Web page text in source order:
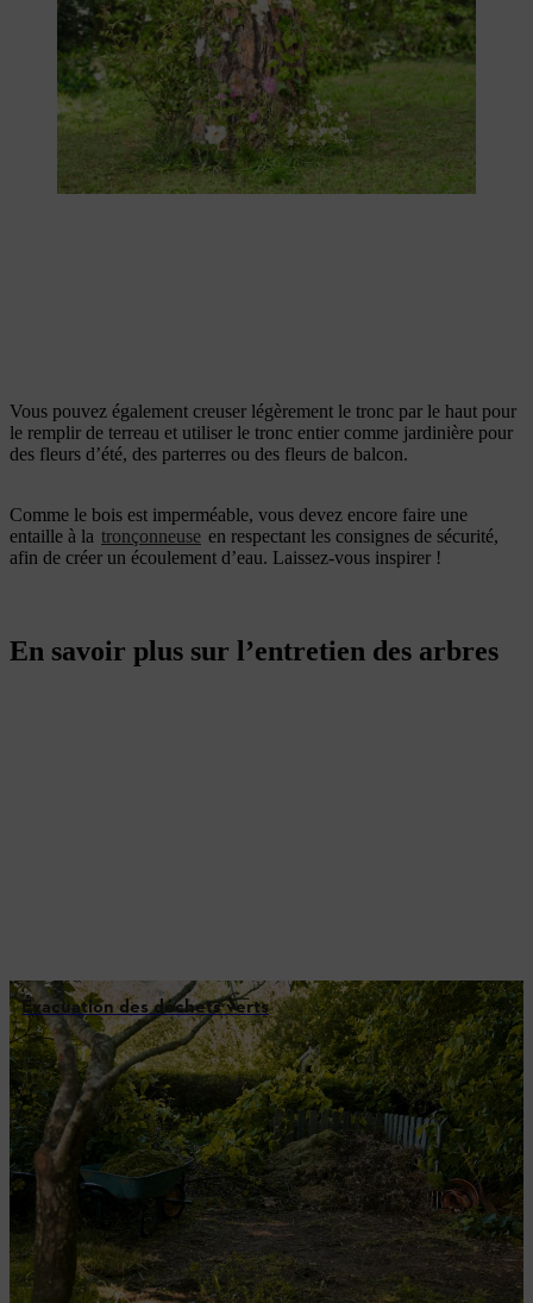
Vous pouvez également creuser légèrement le tronc par le haut pour
le remplir de terreau et utiliser le tronc entier comme jardinière pour
des fleurs d’été, des parterres ou des fleurs de balcon.
Comme le bois est imperméable, vous devez encore faire une
entaille à la tronçonneuse en respectant les consignes de sécurité,
afin de créer un écoulement d’eau. Laissez-vous inspirer !
En savoir plus sur l’entretien des arbres
Évacuation des déchets verts